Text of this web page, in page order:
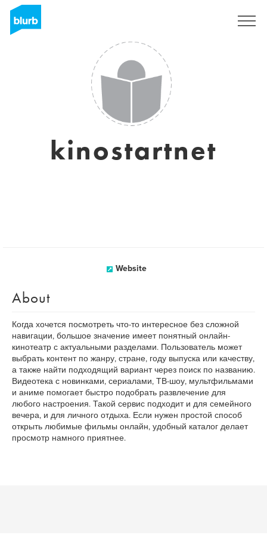
kinostartnet
Website
About
Когда хочется посмотреть что-то интересное без сложной
навигации, большое значение имеет понятный онлайн-
кинотеатр с актуальными разделами. Пользователь может
выбрать контент по жанру, стране, году выпуска или качеству,
а также найти подходящий вариант через поиск по названию.
Видеотека с новинками, сериалами, ТВ-шоу, мультфильмами
и аниме помогает быстро подобрать развлечение для
любого настроения. Такой сервис подходит и для семейного
вечера, и для личного отдыха. Если нужен простой способ
открыть любимые фильмы онлайн, удобный каталог делает
просмотр намного приятнее.